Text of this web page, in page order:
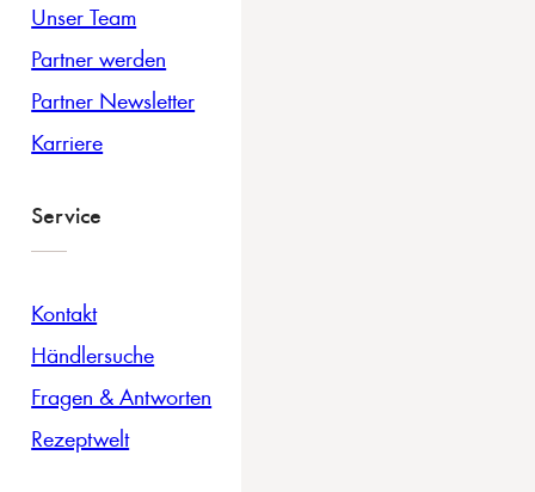
Unser Team
Partner werden
Partner Newsletter
Karriere
Service
Kontakt
Händlersuche
Fragen & Antworten
Rezeptwelt